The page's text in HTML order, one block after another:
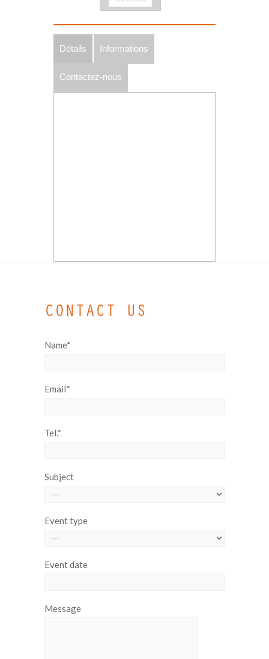
Détails Informations
Contactez-nous
CONTACT US
Name*
Email*
Tel.*
Subject
Event type
Event date
Message